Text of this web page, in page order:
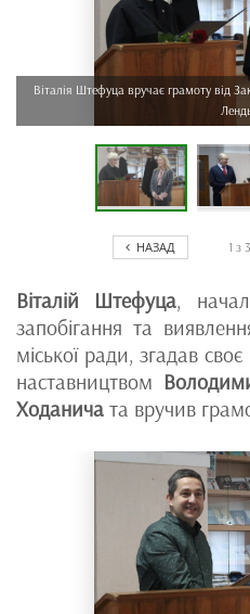
Віталія Штефуца вручає грамоту від
НАЗАД 1 з 3
Віталій Штефуца,
запобігання та
міської ради, згадав
наставництвом
Ходанича та вручив